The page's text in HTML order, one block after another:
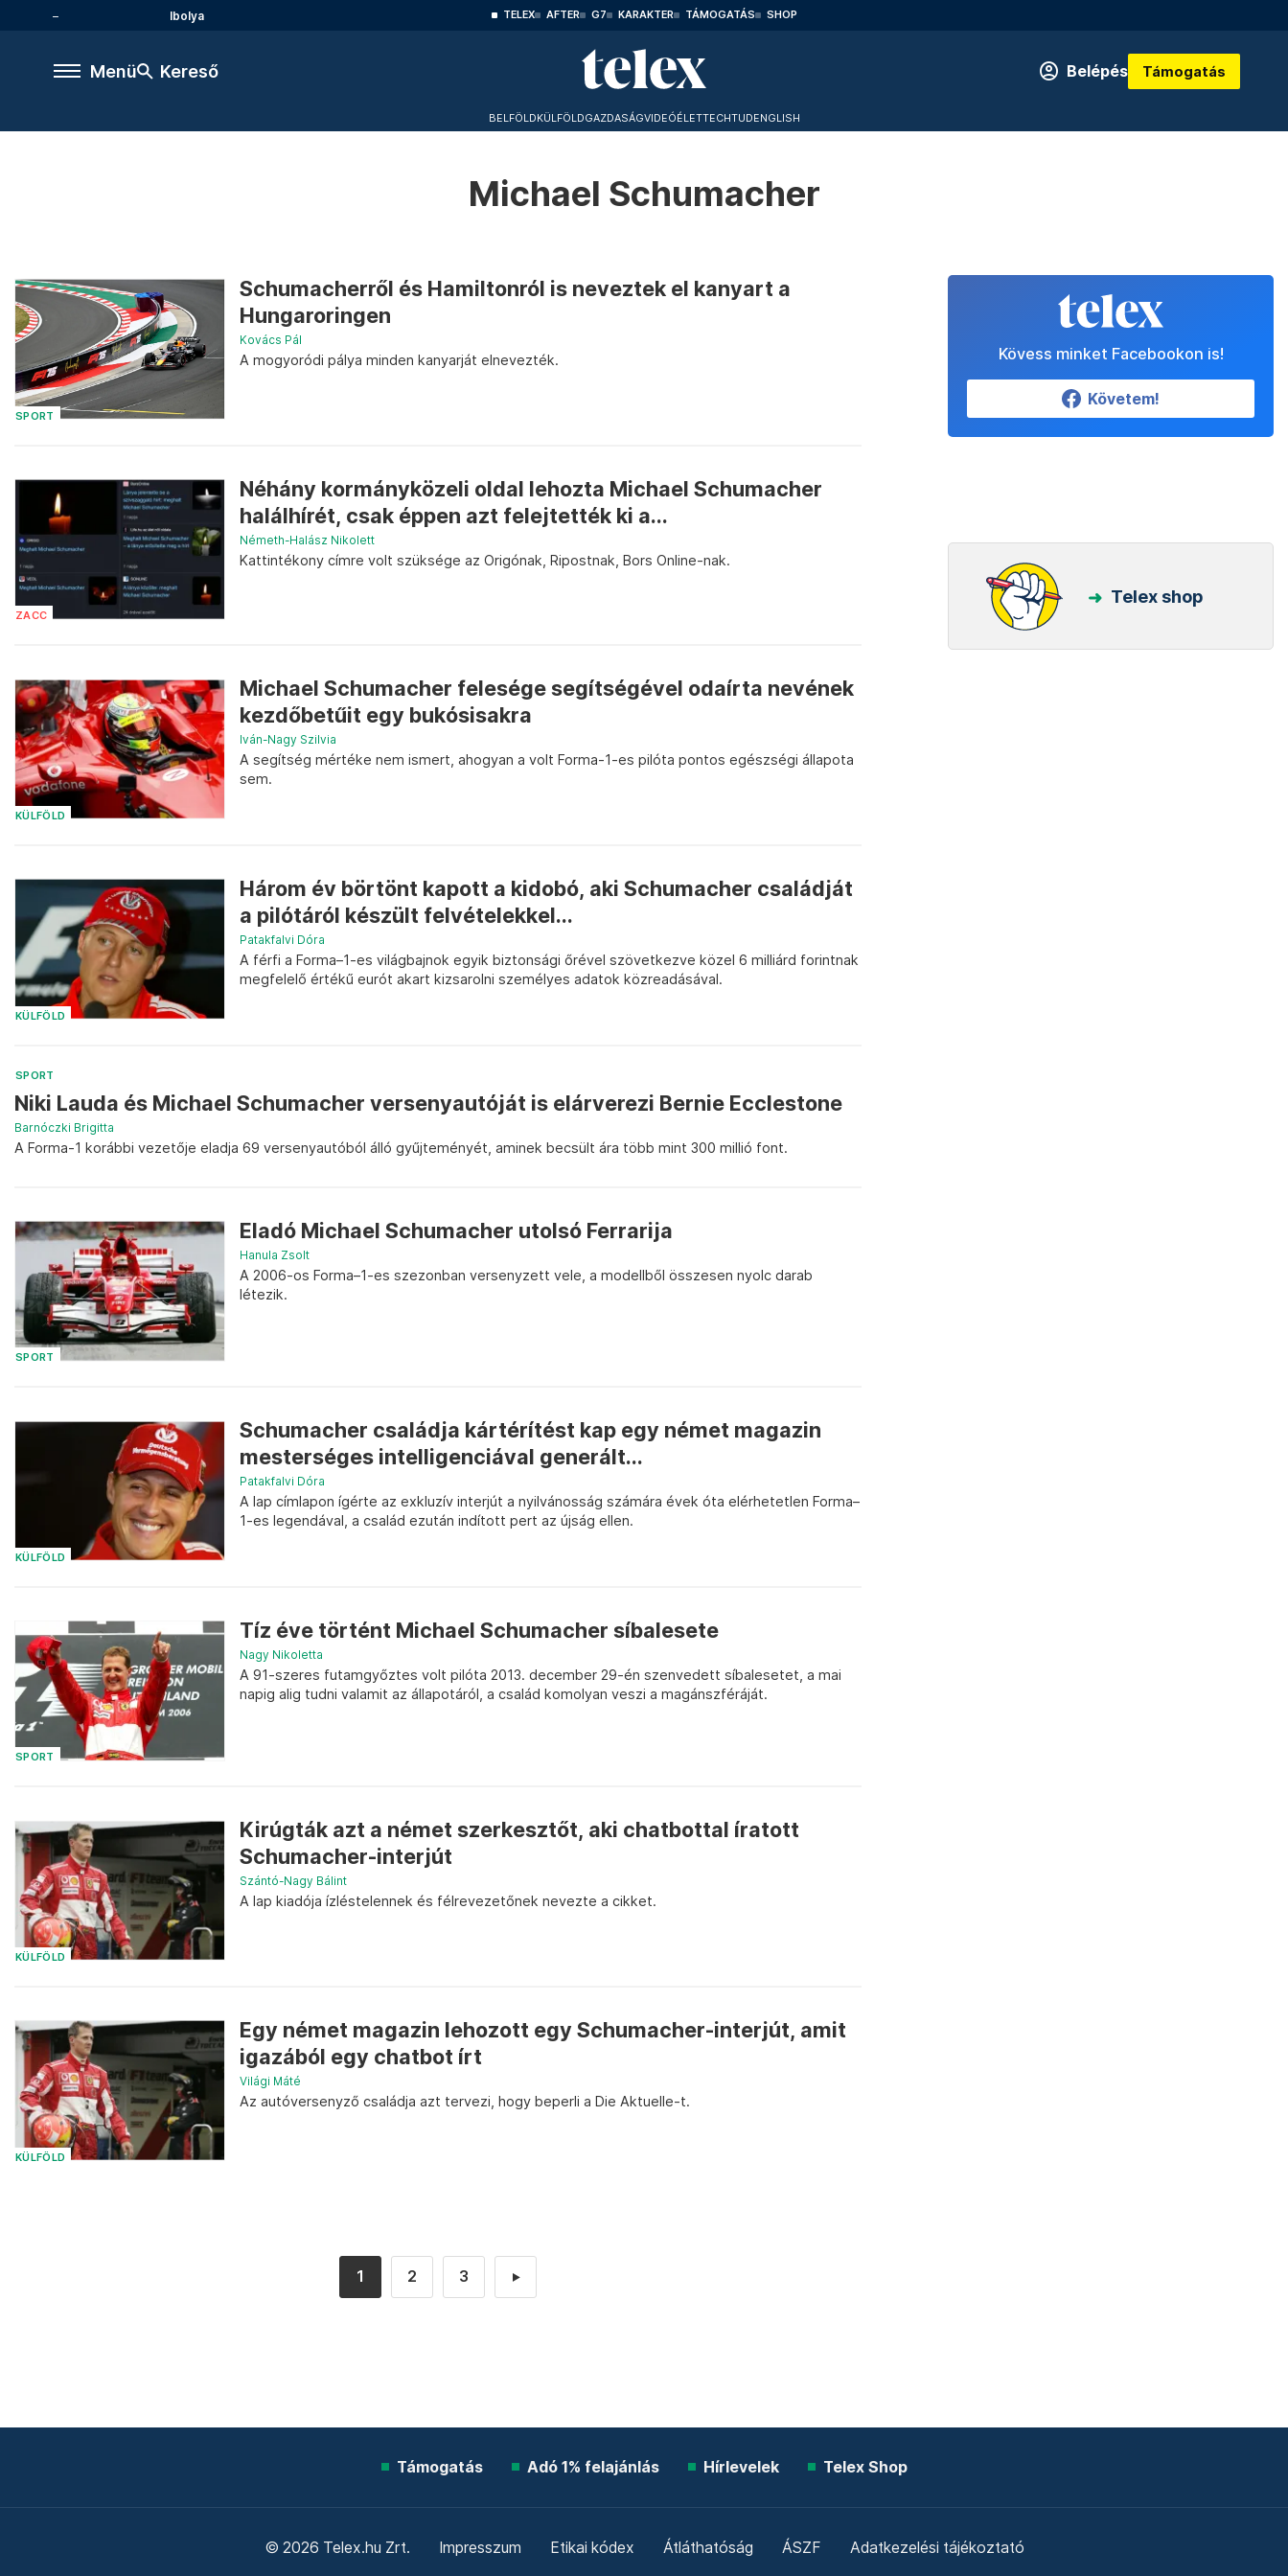
Ibolya TELEX AFTER G7 KARAKTER TÁMOGATÁS SHOP
Menü Kereső Belépés Támogatás
BELFÖLDKÜLFÖLDGAZDASÁGVIDEÓÉLETTECHTUDENGLISH
Michael Schumacher
SPORT
Schumacherről és Hamiltonról is neveztek el kanyart a
Hungaroringen
Kovács Pál
A mogyoródi pálya minden kanyarját elnevezték.
ZACC
Néhány kormányközeli oldal lehozta Michael Schumacher
halálhírét, csak éppen azt felejtették ki a...
Németh-Halász Nikolett
Kattintékony címre volt szüksége az Origónak, Ripostnak, Bors Online-nak.
KÜLFÖLD
Michael Schumacher felesége segítségével odaírta nevének
kezdőbetűit egy bukósisakra
Iván-Nagy Szilvia
A segítség mértéke nem ismert, ahogyan a volt Forma-1-es pilóta pontos egészségi állapota
sem.
KÜLFÖLD
Három év börtönt kapott a kidobó, aki Schumacher családját
a pilótáról készült felvételekkel...
Patakfalvi Dóra
A férfi a Forma–1-es világbajnok egyik biztonsági őrével szövetkezve közel 6 milliárd forintnak
megfelelő értékű eurót akart kizsarolni személyes adatok közreadásával.
SPORT
Niki Lauda és Michael Schumacher versenyautóját is elárverezi Bernie Ecclestone
Barnóczki Brigitta
A Forma-1 korábbi vezetője eladja 69 versenyautóból álló gyűjteményét, aminek becsült ára több mint 300 millió font.
SPORT
Eladó Michael Schumacher utolsó Ferrarija
Hanula Zsolt
A 2006-os Forma–1-es szezonban versenyzett vele, a modellből összesen nyolc darab
létezik.
KÜLFÖLD
Schumacher családja kártérítést kap egy német magazin
mesterséges intelligenciával generált...
Patakfalvi Dóra
A lap címlapon ígérte az exkluzív interjút a nyilvánosság számára évek óta elérhetetlen Forma–
1-es legendával, a család ezután indított pert az újság ellen.
SPORT
Tíz éve történt Michael Schumacher síbalesete
Nagy Nikoletta
A 91-szeres futamgyőztes volt pilóta 2013. december 29-én szenvedett síbalesetet, a mai
napig alig tudni valamit az állapotáról, a család komolyan veszi a magánszféráját.
KÜLFÖLD
Kirúgták azt a német szerkesztőt, aki chatbottal íratott
Schumacher-interjút
Szántó-Nagy Bálint
A lap kiadója ízléstelennek és félrevezetőnek nevezte a cikket.
KÜLFÖLD
Egy német magazin lehozott egy Schumacher-interjút, amit
igazából egy chatbot írt
Világi Máté
Az autóversenyző családja azt tervezi, hogy beperli a Die Aktuelle-t.
1 2 3 ►
Kövess minket Facebookon is!
Követem!
Telex shop
Támogatás Adó 1% felajánlás Hírlevelek Telex Shop
© 2026 Telex.hu Zrt. Impresszum Etikai kódex Átláthatóság ÁSZF Adatkezelési tájékoztató